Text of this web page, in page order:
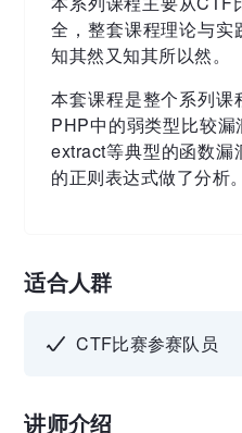
全，整套课程理论与
知其然又知其所以然。
本套课程是整个系列课
PHP中的弱类型比较漏
extract等典型的函数漏
的正则表达式做了分析。
适合人群
CTF比赛参赛队员
讲师介绍